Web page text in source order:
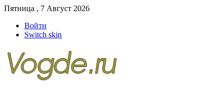
Пятница , 7 Август 2026
Войти
Switch skin